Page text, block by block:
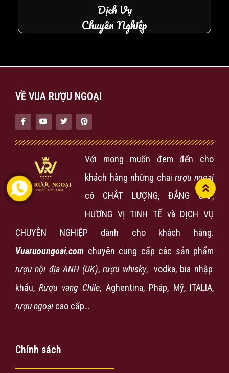
Dịch Vụ
Chuyên Nghiệp
VỀ VUA RƯỢU NGOẠI
Với mong muốn đem đến cho
khách hàng những chairượu ngoại
có CHÂT LƯỢNG, ĐẲNG CẤP,
HƯƠNG VỊ TINH TẾ và DỊCH VỤ
CHUYÊN NGHIỆP dành cho khách hàng.
Vuaruoungoai.com chuyên cung cấp các sản phẩm
rượu nội địa ANH (UK),rượu whisky, vodka, bia nhập
khẩu,Rượu vang Chile, Aghentina, Pháp, Mỹ, ITALIA,
rượu ngoại cao cấp…
Chính sách